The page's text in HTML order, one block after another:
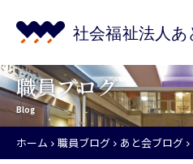
職員ブログ
Blog
ホーム 職員ブログ あと会ブログ